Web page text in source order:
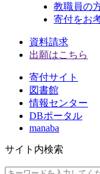
教職員の
寄付をお
資料請求
出願はこちら
寄付サイト
図書館
情報センター
DBポータル
manaba
サイト内検索